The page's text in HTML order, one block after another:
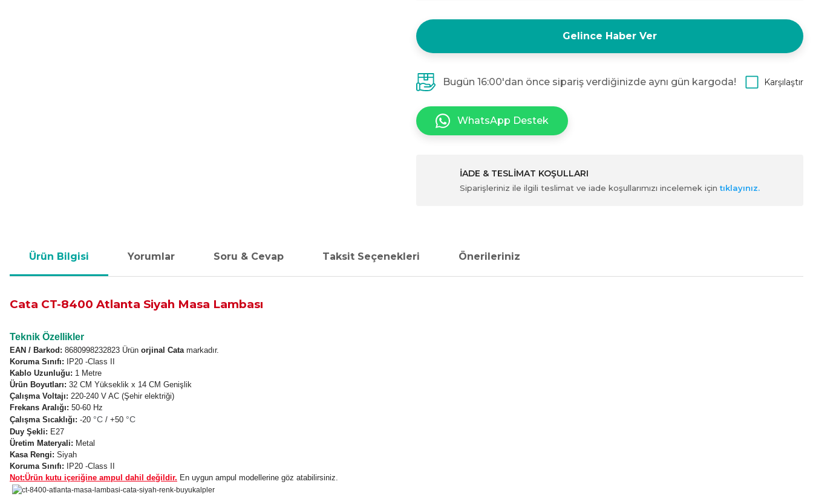
Gelince Haber Ver
Bugün 16:00'dan önce sipariş verdiğinizde aynı gün kargoda! Karşılaştır
WhatsApp Destek
İADE & TESLİMAT KOŞULLARI
Siparişleriniz ile ilgili teslimat ve iade koşullarımızı incelemek içintıklayınız.
Ürün Bilgisi Yorumlar Soru & Cevap Taksit Seçenekleri Önerileriniz
Cata CT-8400 Atlanta Siyah Masa Lambası
Teknik Özellikler
EAN / Barkod: 8680998232823 Ürün orjinal Cata markadır.
Koruma Sınıfı: IP20 -Class II
Kablo Uzunluğu: 1 Metre
Ürün Boyutları: 32 CM Yükseklik x 14 CM Genişlik
Çalışma Voltajı: 220-240 V AC (Şehir elektriği)
Frekans Aralığı: 50-60 Hz
Çalışma Sıcaklığı: -20 °C / +50 °C
Duy Şekli: E27
Üretim Materyali: Metal
Kasa Rengi: Siyah
Koruma Sınıfı: IP20 -Class II
Not:Ürün kutu içeriğine ampul dahil değildir. En uygun ampul modellerine göz atabilirsiniz.